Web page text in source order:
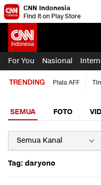
CNN Indonesia
Find it on Play Store
For You Nasional
TRENDING Piala AFF
SEMUA FOTO
Tag: daryono